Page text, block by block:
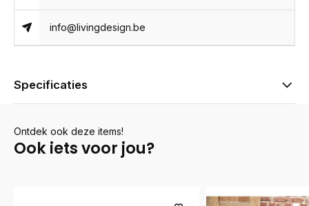
info@livingdesign.be
Specificaties
Ontdek ook deze items!
Ook iets voor jou?